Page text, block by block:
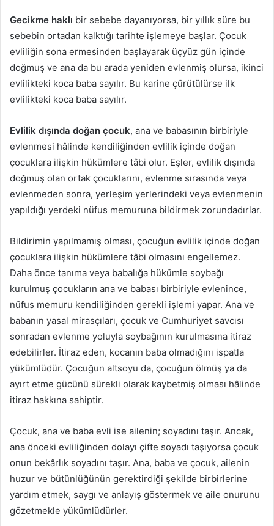
Gecikme haklı bir sebebe dayanıyorsa, bir yıllık süre bu
sebebin ortadan kalktığı tarihte işlemeye başlar. Çocuk
evliliğin sona ermesinden başlayarak üçyüz gün içinde
doğmuş ve ana da bu arada yeniden evlenmiş olursa, ikinci
evlilikteki koca baba sayılır. Bu karine çürütülürse ilk
evlilikteki koca baba sayılır.
Evlilik dışında doğan çocuk, ana ve babasının birbiriyle
evlenmesi hâlinde kendiliğinden evlilik içinde doğan
çocuklara ilişkin hükümlere tâbi olur. Eşler, evlilik dışında
doğmuş olan ortak çocuklarını, evlenme sırasında veya
evlenmeden sonra, yerleşim yerlerindeki veya evlenmenin
yapıldığı yerdeki nüfus memuruna bildirmek zorundadırlar.
Bildirimin yapılmamış olması, çocuğun evlilik içinde doğan
çocuklara ilişkin hükümlere tâbi olmasını engellemez.
Daha önce tanıma veya babalığa hükümle soybağı
kurulmuş çocukların ana ve babası birbiriyle evlenince,
nüfus memuru kendiliğinden gerekli işlemi yapar. Ana ve
babanın yasal mirasçıları, çocuk ve Cumhuriyet savcısı
sonradan evlenme yoluyla soybağının kurulmasına itiraz
edebilirler. İtiraz eden, kocanın baba olmadığını ispatla
yükümlüdür. Çocuğun altsoyu da, çocuğun ölmüş ya da
ayırt etme gücünü sürekli olarak kaybetmiş olması hâlinde
itiraz hakkına sahiptir.
Çocuk, ana ve baba evli ise ailenin; soyadını taşır. Ancak,
ana önceki evliliğinden dolayı çifte soyadı taşıyorsa çocuk
onun bekârlık soyadını taşır. Ana, baba ve çocuk, ailenin
huzur ve bütünlüğünün gerektirdiği şekilde birbirlerine
yardım etmek, saygı ve anlayış göstermek ve aile onurunu
gözetmekle yükümlüdürler.